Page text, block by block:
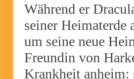
Während er
seiner
um seine neue
Freundin von
Krankheit